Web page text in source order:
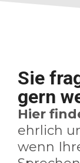
Sie
gern
Hier
ehrlich
wenn